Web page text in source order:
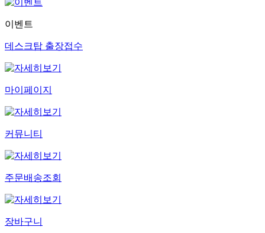
이벤트
데스크탑 출장접수
마이페이지
커뮤니티
주문배송조회
장바구니